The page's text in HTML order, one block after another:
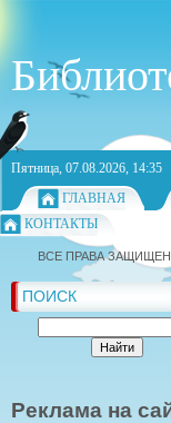
Пятница, 07.08.2026, 14:35
ГЛАВНАЯ
КОНТАКТЫ
ПОИСК
Реклама на
ВСЕ ПРАВА